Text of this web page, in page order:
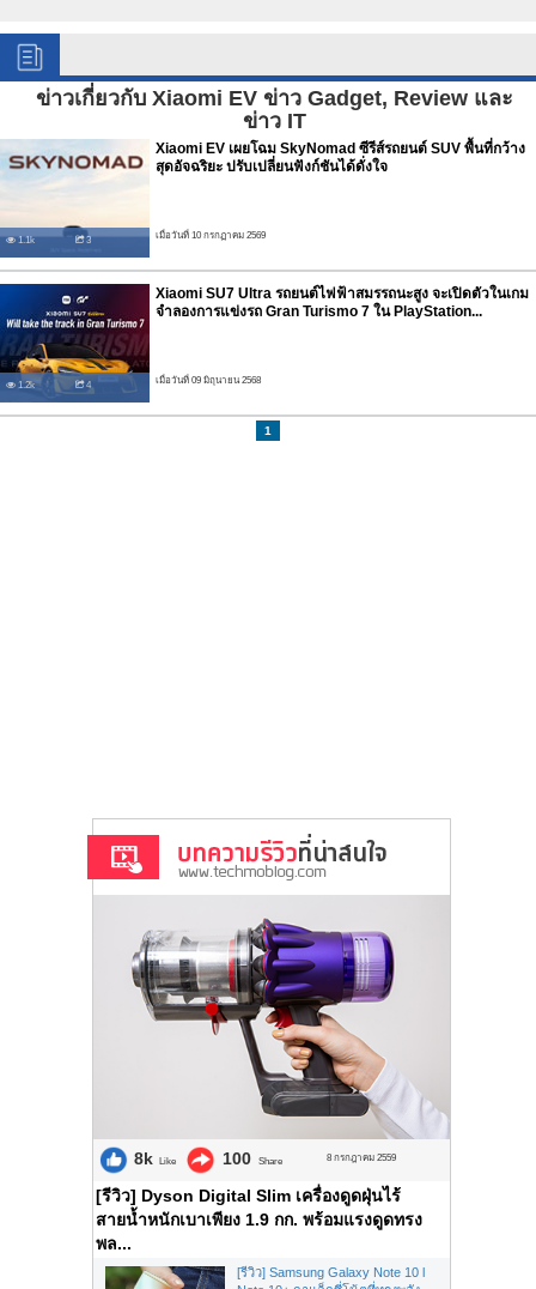
ข่าวเกี่ยวกับ Xiaomi EV ข่าว Gadget, Review และ
ข่าว IT
1.1k 3
Xiaomi EV เผยโฉม SkyNomad ซีรีส์รถยนต์ SUV พื้นที่กว้าง
สุดอัจฉริยะ ปรับเปลี่ยนฟังก์ชันได้ดั่งใจ
เมื่อวันที่ 10 กรกฏาคม 2569
1.2k 4
Xiaomi SU7 Ultra รถยนต์ไฟฟ้าสมรรถนะสูง จะเปิดตัวในเกม
จำลองการแข่งรถ Gran Turismo 7 ใน PlayStation...
เมื่อวันที่ 09 มิถุนายน 2568
1
8k Like 100 Share 8 กรกฎาคม 2559
[รีวิว] Dyson Digital Slim เครื่องดูดฝุ่นไร้
สายน้ำหนักเบาเพียง 1.9 กก. พร้อมแรงดูดทรง
พล...
[รีวิว] Samsung Galaxy Note 10 l